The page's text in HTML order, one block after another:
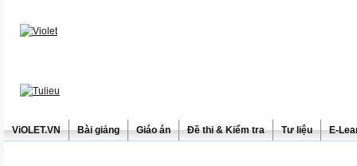
ViOLET.VN Bài giảng Giáo án Đề thi & Kiểm tra Tư liệu E-